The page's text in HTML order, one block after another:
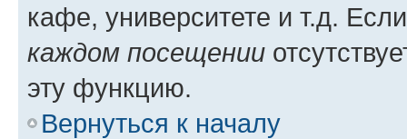
кафе, университете и т.д.
каждом посещении
эту функцию.
Вернуться к началу